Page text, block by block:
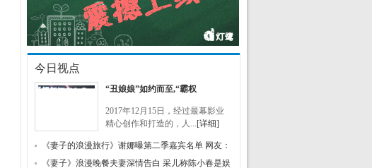
今日视点
“丑娘娘”如约而至,“霸权
2017年12月15日，经过最幕影业
精心创作和打造的，人...[详细]
《妻子的浪漫旅行》谢娜曝第二季嘉宾名单 网友：
《妻子》浪漫晚餐夫妻深情告白 采儿称陈小春是娱